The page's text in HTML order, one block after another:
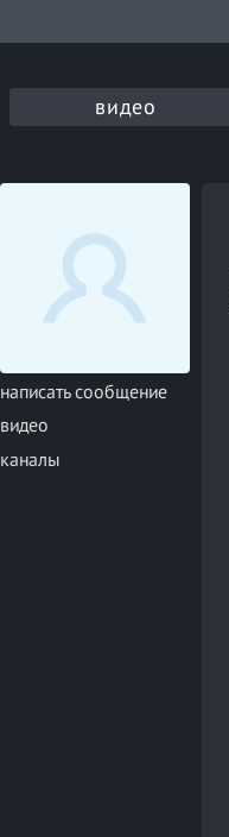
видео
написать сообщение
видео
каналы